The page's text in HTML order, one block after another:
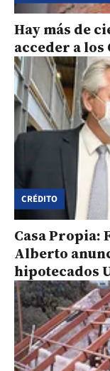
Hay más de
acceder a
CRÉDITO
Casa Propia:
Alberto
hipotecados